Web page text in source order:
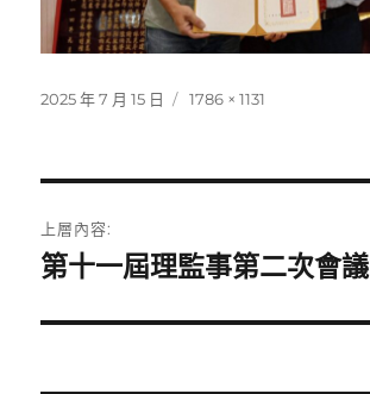
發
2025 年 7 月 15 日
完
1786 × 1131
章
上層內容:
第十一屆理監事第二次會議